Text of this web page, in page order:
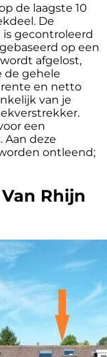
de laagste 10
De
is gecontroleerd
op een
afgelost,
de gehele
en netto
van je
een
Aan deze
ontleend;
Rhijn